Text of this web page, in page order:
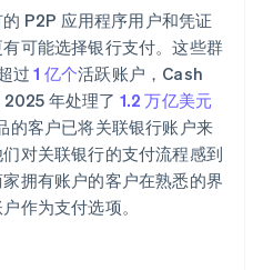
P2P 应用程序用户和凭证
可能选择银行支付。这些群
过1 亿个活跃账户，Cash
年处理了 1.2 万亿美元
的客户已将关联银行账户来
对关联银行的支付流程感到
拥有账户的客户在熟悉的界
作为支付选项。